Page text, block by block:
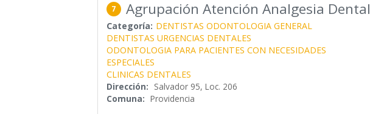
7 Agrupación Atención Analgesia Dental
Categoría: DENTISTAS ODONTOLOGIA GENERAL
DENTISTAS URGENCIAS DENTALES
ODONTOLOGIA PARA PACIENTES CON NECESIDADES
ESPECIALES
CLINICAS DENTALES
Dirección: Salvador 95, Loc. 206
Comuna: Providencia